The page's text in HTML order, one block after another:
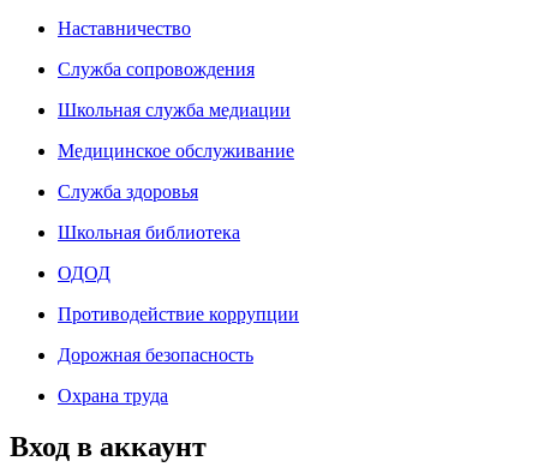
Наставничество
Служба сопровождения
Школьная служба медиации
Медицинское обслуживание
Служба здоровья
Школьная библиотека
ОДОД
Противодействие коррупции
Дорожная безопасность
Охрана труда
Вход в аккаунт